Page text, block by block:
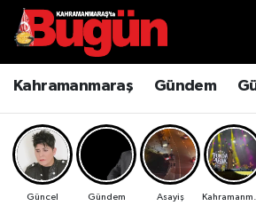
Kahramanmaraş Gündem
Güncel Gündem Asayiş
Kahramanmaraş
Kahramanmaraş Sokak
Bilim ve Teknoloji
Çevre
Kahramanmaraş Nöbetçi
Kahramanmaraş Hava
Kahramanmaraş Namaz
Kahramanmaraş Trafik